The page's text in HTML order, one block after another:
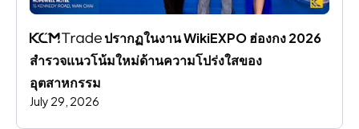
ปรากฏในงาน WikiEXPO ฮ่องกง 2026
สํารวจแนวโน้มใหม่ด้านความโปร่งใสของ
อุตสาหกรรม
July 29, 2026